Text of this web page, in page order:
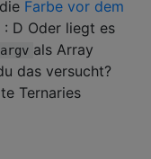
Farbe vor dem
D Oder liegt es
als Array
das versucht?
Ternaries